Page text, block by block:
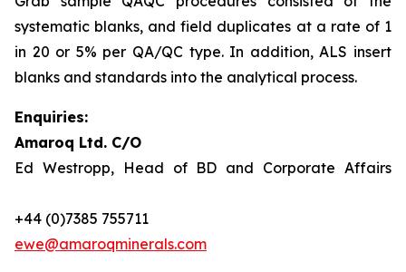
systematic blanks, and field duplicates at a rate of 1
in 20 or 5% per QA/QC type. In addition, ALS insert
blanks and standards into the analytical process.
Enquiries:
Amaroq Ltd. C/O
Ed Westropp, Head of BD and Corporate Affairs
+44 (0)7385 755711
ewe@amaroqminerals.com